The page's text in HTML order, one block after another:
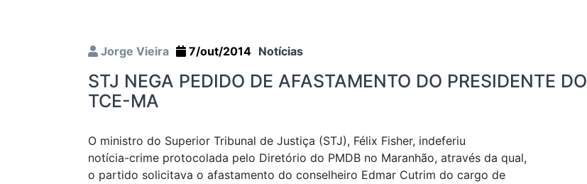
Jorge Vieira 7/out/2014 Notícias
STJ NEGA PEDIDO DE AFASTAMENTO DO PRESIDENTE DO
TCE-MA
O ministro do Superior Tribunal de Justiça (STJ), Félix Fisher, indeferiu
notícia-crime protocolada pelo Diretório do PMDB no Maranhão, através da qual,
o partido solicitava o afastamento do conselheiro Edmar Cutrim do cargo de